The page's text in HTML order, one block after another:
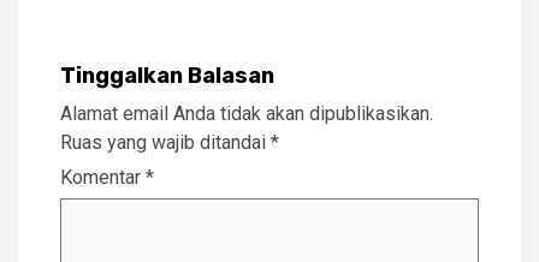
Tinggalkan Balasan
Alamat email Anda tidak akan dipublikasikan.
Ruas yang wajib ditandai *
Komentar *